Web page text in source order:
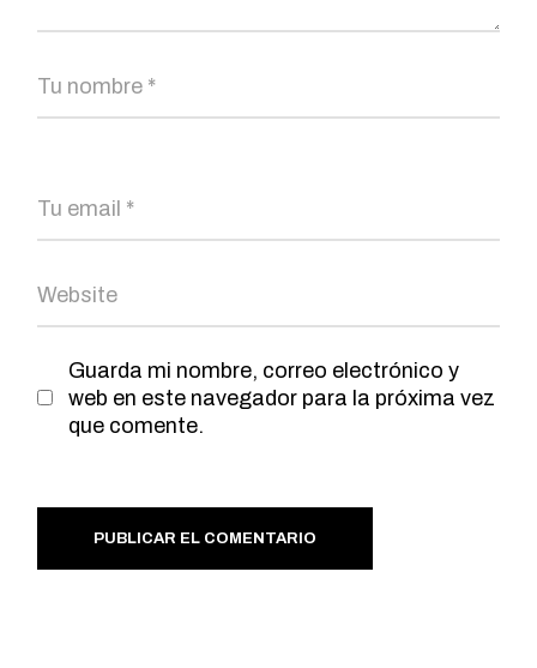
Guarda mi nombre, correo electrónico y
web en este navegador para la próxima vez
que comente.
PUBLICAR EL COMENTARIO